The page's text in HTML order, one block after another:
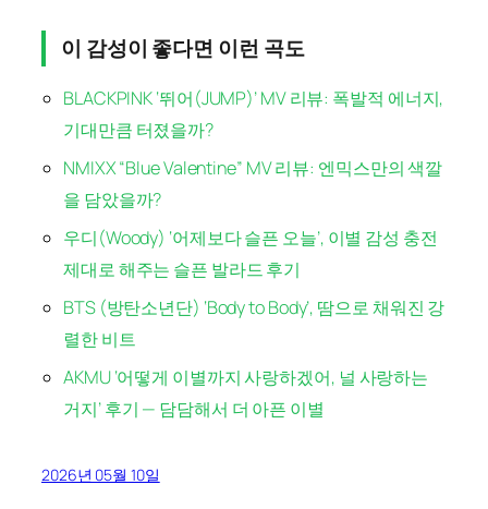
이 감성이 좋다면 이런 곡도
BLACKPINK ‘뛰어(JUMP)’ MV 리뷰: 폭발적 에너지,
기대만큼 터졌을까?
NMIXX “Blue Valentine” MV 리뷰: 엔믹스만의 색깔
을 담았을까?
우디(Woody) ‘어제보다 슬픈 오늘’, 이별 감성 충전
제대로 해주는 슬픈 발라드 후기
BTS (방탄소년단) ‘Body to Body’, 땀으로 채워진 강
렬한 비트
AKMU ‘어떻게 이별까지 사랑하겠어, 널 사랑하는
거지’ 후기 — 담담해서 더 아픈 이별
2026년 05월 10일